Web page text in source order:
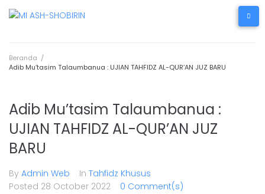
Beranda /
Adib Mu’tasim Talaumbanua : UJIAN TAHFIDZ AL-QUR’AN JUZ BARU
Adib Mu’tasim Talaumbanua :
UJIAN TAHFIDZ AL-QUR’AN JUZ
BARU
By Admin Web In Tahfidz Khusus
Posted 28 October 2022 0 Comment(s)